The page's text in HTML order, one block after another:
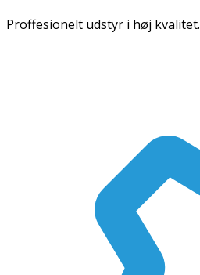
Proffesionelt udstyr i høj kvalitet.